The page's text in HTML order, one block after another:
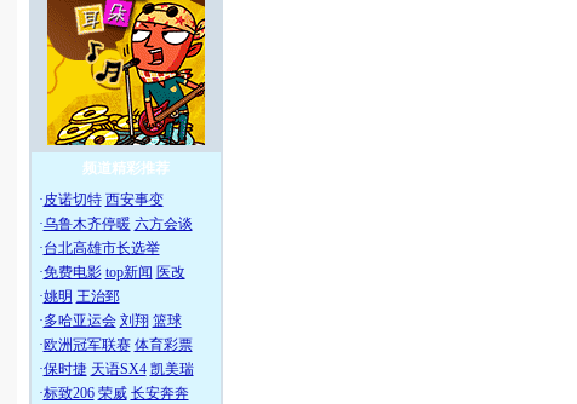
频道精彩推荐
·皮诺切特 西安事变
·乌鲁木齐停暖 六方会谈
·台北高雄市长选举
·免费电影 top新闻 医改
·姚明 王治郅
·多哈亚运会 刘翔 篮球
·欧洲冠军联赛 体育彩票
·保时捷 天语SX4 凯美瑞
·标致206 荣威 长安奔奔